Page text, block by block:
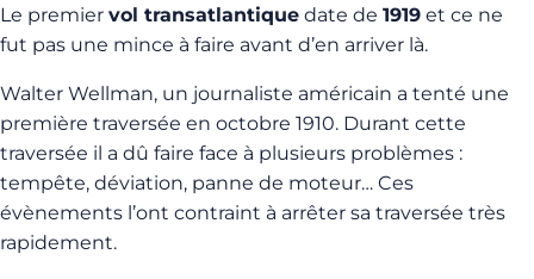
Le premier vol transatlantique date de 1919 et ce ne
fut pas une mince à faire avant d’en arriver là.
Walter Wellman, un journaliste américain a tenté une
première traversée en octobre 1910. Durant cette
traversée il a dû faire face à plusieurs problèmes :
tempête, déviation, panne de moteur… Ces
évènements l’ont contraint à arrêter sa traversée très
rapidement.